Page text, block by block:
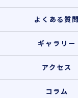
よくある質問
ギャラリー
アクセス
コラム